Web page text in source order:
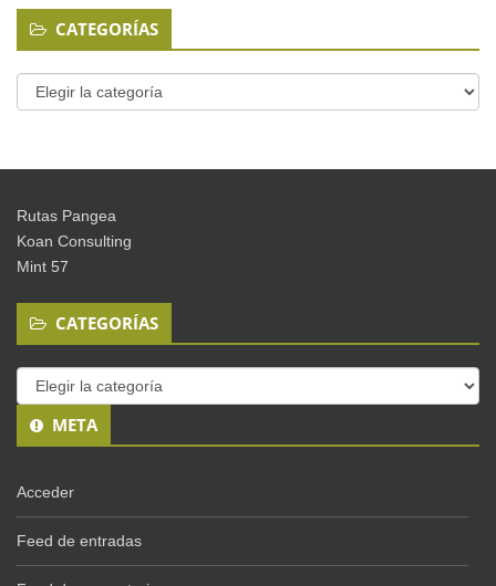
CATEGORÍAS
Categorías
Rutas Pangea
Koan Consulting
Mint 57
CATEGORÍAS
Categorías
META
Acceder
Feed de entradas